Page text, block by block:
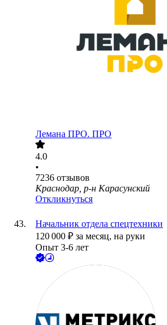
Лемана ПРО. ПРО
4.0
•
7236 отзывов
Краснодар, р-н Карасунский
Откликнуться
Начальник отдела спецтехники
120 000 ₽ за месяц, на руки
Опыт 3-6 лет